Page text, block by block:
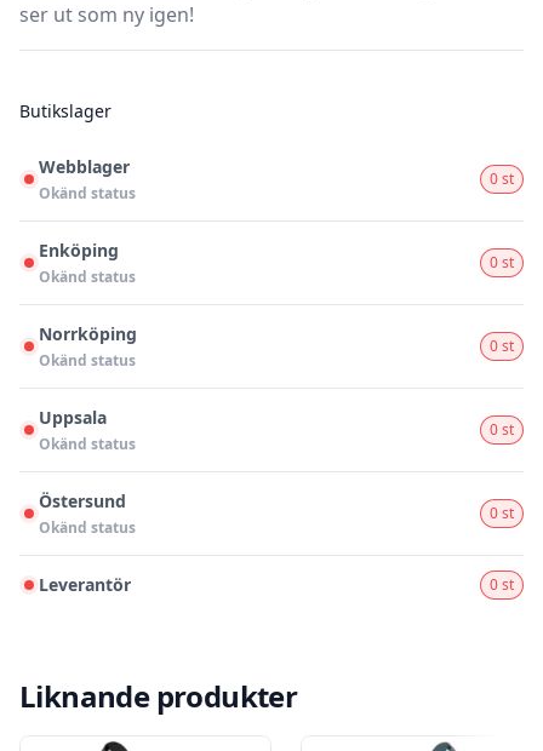
ser ut som ny igen!
Butikslager
Webblager
Okänd status
0 st
Enköping
Okänd status
0 st
Norrköping
Okänd status
0 st
Uppsala
Okänd status
0 st
Östersund
Okänd status
0 st
Leverantör 0 st
Liknande produkter